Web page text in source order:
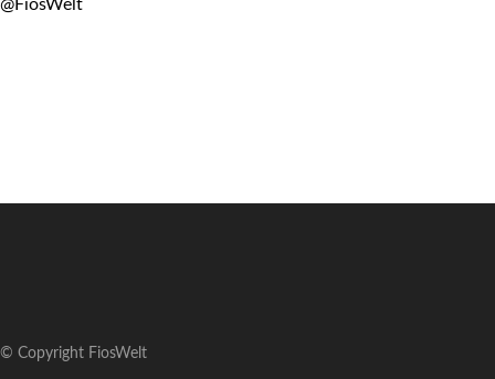
@FiosWelt
© Copyright FiosWelt